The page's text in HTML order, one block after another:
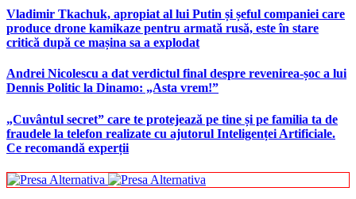
Vladimir Tkachuk, apropiat al lui Putin și șeful companiei care
produce drone kamikaze pentru armată rusă, este în stare
critică după ce mașina sa a explodat
Andrei Nicolescu a dat verdictul final despre revenirea-șoc a lui
Dennis Politic la Dinamo: „Asta vrem!”
„Cuvântul secret” care te protejează pe tine și pe familia ta de
fraudele la telefon realizate cu ajutorul Inteligenței Artificiale.
Ce recomandă experții